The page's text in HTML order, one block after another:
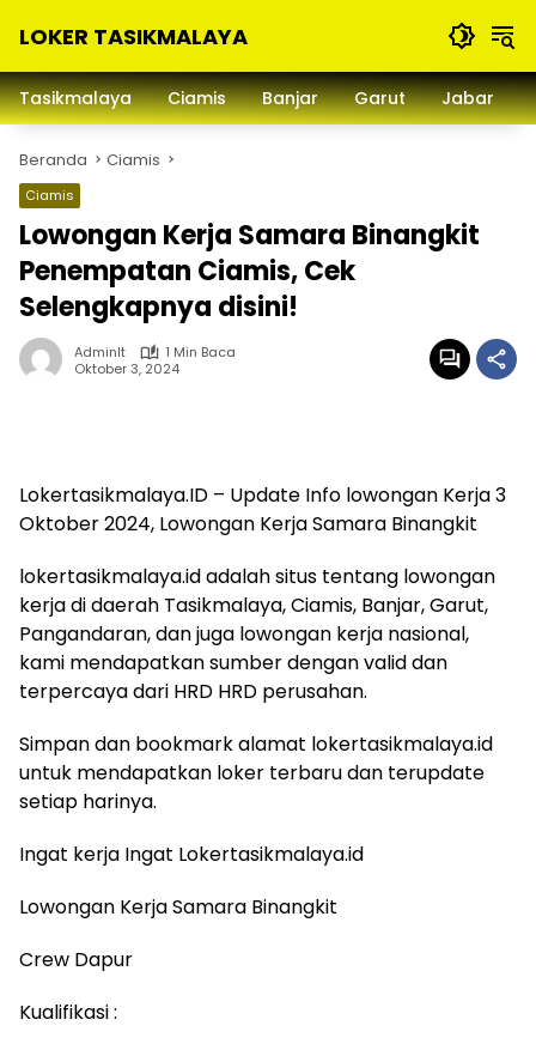
LOKER TASIKMALAYA
Lowongan
Kerja
dan
Sekitarna
Tasikmalaya Ciamis Banjar Garut Jabar
Beranda Ciamis
Ciamis
Lowongan Kerja Samara Binangkit
Penempatan Ciamis, Cek
Selengkapnya disini!
Adminlt
1 Min Baca
Oktober 3, 2024
Lokertasikmalaya.ID – Update Info lowongan Kerja 3
Oktober 2024, Lowongan Kerja Samara Binangkit
lokertasikmalaya.id adalah situs tentang lowongan
kerja di daerah Tasikmalaya, Ciamis, Banjar, Garut,
Pangandaran, dan juga lowongan kerja nasional,
kami mendapatkan sumber dengan valid dan
terpercaya dari HRD HRD perusahan.
Simpan dan bookmark alamat lokertasikmalaya.id
untuk mendapatkan loker terbaru dan terupdate
setiap harinya.
Ingat kerja Ingat Lokertasikmalaya.id
Lowongan Kerja Samara Binangkit
Crew Dapur
Kualifikasi :